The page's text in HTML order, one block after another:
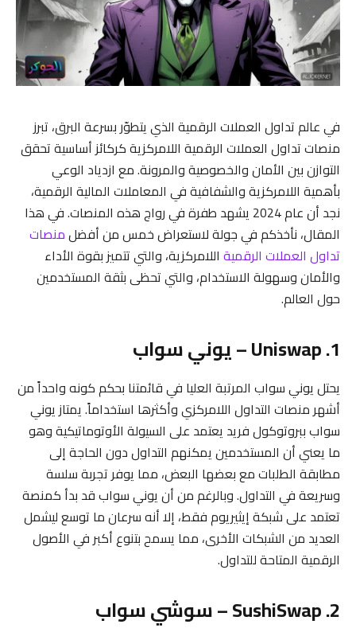
في عالم تداول العملات الرقمية الذي يتطوّر بسرعة البرق، تبرز
منصات تداول العملات الرقمية اللامركزية كركائز أساسية تحقق
التوازن بين الأمان والخصوصية والمرونة. مع ازدياد الوعي
بأهمية اللامركزية والشفافية في المعاملات المالية الرقمية،
نجد أن عام 2024 يشهد طفرة في رواج هذه المنصات. في هذا
المقال، نأخذكم في جولة لاستعراض خمس من أفضلمنصات
تداول العملات الرقمية اللامركزية، والتي تتميز بقوة الأداء
والأمان وسهولة الاستخدام، والتي تحظى بثقة المستخدمين
حول العالم.
1. Uniswap – يوني سواب
يحتل يوني سواب المرتبة العليا في قائمتنا بحكم كونه واحداً من
أشهر منصات التداول اللامركزي وأكثرها استخداماً. يمتاز يوني
سواب ببروتوكول فريد يعتمد على السيولة الأوتوماتيكية وهو
ما يعني أن المستخدمين يمكنهم التداول دون الحاجة إلى
مطابقة الطلبات مع بعضها البعض، مما يوفر تجربة سلسة
وسريعة في التداول. وبالرغم من أن يوني سواب قد بدأ كمنصة
تعتمد على شبكة إيثيريوم فقط، إلا أنه سرعان ما توسع ليشمل
العديد من الشبكات الأخرى، مما يسمح بتنوع أكبر في الأصول
الرقمية المتاحة للتداول.
2. SushiSwap – سوشي سواب